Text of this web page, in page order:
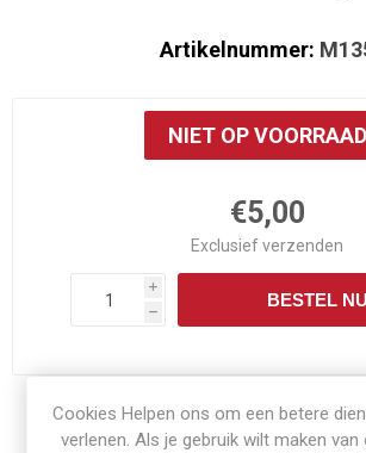
Artikelnummer:
NIET OP VOORRAAD
€5,00
Exclusiefverzenden
i
h
BESTEL
Cookies Helpen ons om een betere
verlenen. Als je gebruik wilt maken